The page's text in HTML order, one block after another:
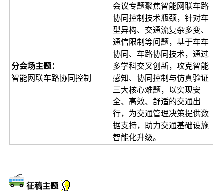
分会场主题：
智能网联车路协同控制
会议专题聚焦智能网联车路
协同控制技术瓶颈，针对车
型异构、交通流复杂多变、
通信限制等问题，基于车车
协同、车路协同技术，通过
多学科交叉创新，攻克智能
感知、协同控制与仿真验证
三大核心难题，以实现安
全、高效、舒适的交通出
行，为交通管理决策提供数
据支持，助力交通基础设施
智能化升级。
征稿主题